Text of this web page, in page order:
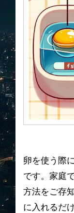
卵を使う際
です。家庭
方法をご存
に入れるだ